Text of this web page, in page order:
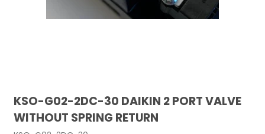
KSO-G02-2DC-30 DAIKIN 2 PORT VALVE
WITHOUT SPRING RETURN